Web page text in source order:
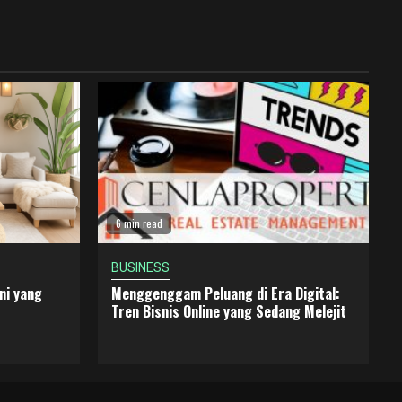
yang
6 min read
BUSINESS
Menggenggam Peluang di Era Digital:
Tren Bisnis Online yang Sedang Melejit